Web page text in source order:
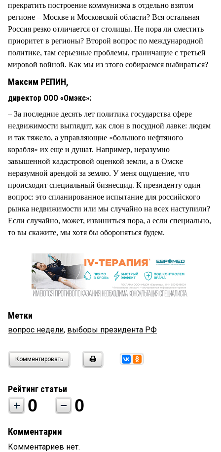
прекратить построение коммунизма в отдельно взятом
регионе – Москве и Московской области? Вся остальная
Россия резко отличается от столицы. Не пора ли сместить
приоритет в регионы? Второй вопрос по международной
политике, там серьезные проблемы, граничащие с третьей
мировой войной. Как мы из этого собираемся выбираться?
Максим РЕПИН,
директор ООО «Омэкс»:
– За последние десять лет политика государства сфере
недвижимости выглядит, как слон в посудной лавке: людям
и так тяжело, а управляющие «большого нефтяного
корабля» их еще и душат. Например, неразумно
завышенной кадастровой оценкой земли, а в Омске
неразумной арендой за землю. У меня ощущение, что
происходит специальный бизнесцид. К президенту один
вопрос: это спланированное испытание для российского
рынка недвижимости или мы случайно на всех наступили?
Если случайно, может, извиниться пора, а если специально,
то вы скажите, мы хотя бы обороняться будем.
Метки
вопрос недели, выборы президента РФ
Комментировать
Рейтинг статьи
0 0
Комментарии
Комментариев нет.